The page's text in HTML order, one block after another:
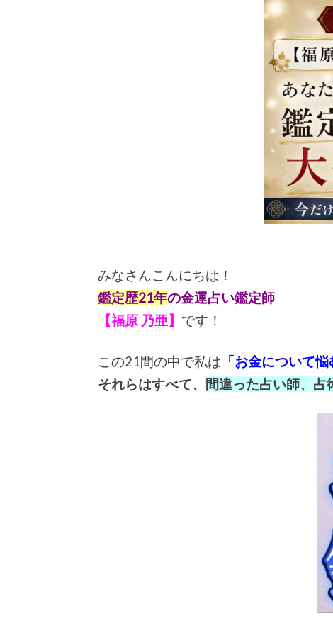
みなさんこんにちは！
鑑定歴21年の金運占い鑑定師
【福原 乃亜】 です！
この21間の中で私は 「お金について
それらはすべて、 間違った占い師、占